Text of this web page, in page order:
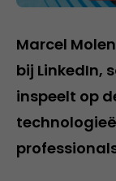
Marcel
bij LinkedIn,
inspeelt op